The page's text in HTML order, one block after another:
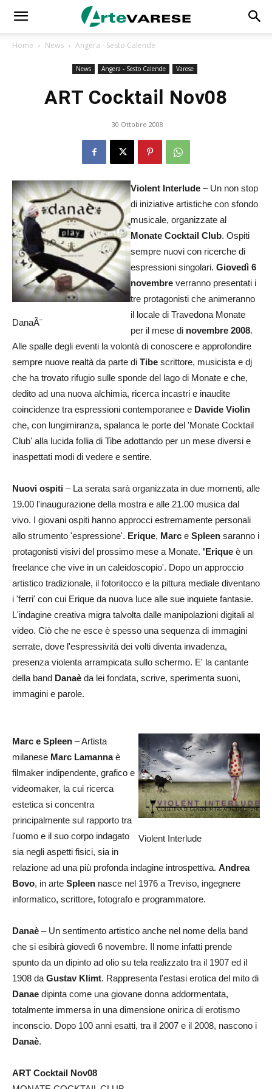
Home News Angera - Sesto Calende
News Angera - Sesto Calende Varese
ART Cocktail Nov08
30 Ottobre 2008
DanaÃ¨
Violent Interlude – Un non stop
di iniziative artistiche con sfondo
musicale, organizzate al
Monate Cocktail Club. Ospiti
sempre nuovi con ricerche di
espressioni singolari. Giovedì 6
novembre verranno presentati i
tre protagonisti che animeranno
il locale di Travedona Monate
per il mese di novembre 2008.
Alle spalle degli eventi la volontà di conoscere e approfondire
sempre nuove realtà da parte di Tibe scrittore, musicista e dj
che ha trovato rifugio sulle sponde del lago di Monate e che,
dedito ad una nuova alchimia, ricerca incastri e inaudite
coincidenze tra espressioni contemporanee e Davide Violin
che, con lungimiranza, spalanca le porte del 'Monate Cocktail
Club' alla lucida follia di Tibe adottando per un mese diversi e
inaspettati modi di vedere e sentire.
Nuovi ospiti – La serata sarà organizzata in due momenti, alle
19.00 l'inaugurazione della mostra e alle 21.00 musica dal
vivo. I giovani ospiti hanno approcci estremamente personali
allo strumento 'espressione'. Erique, Marc e Spleen saranno i
protagonisti visivi del prossimo mese a Monate. 'Erique è un
freelance che vive in un caleidoscopio'. Dopo un approccio
artistico tradizionale, il fotoritocco e la pittura mediale diventano
i 'ferri' con cui Erique da nuova luce alle sue inquiete fantasie.
L'indagine creativa migra talvolta dalle manipolazioni digitali al
video. Ciò che ne esce è spesso una sequenza di immagini
serrate, dove l'espressività dei volti diventa invadenza,
presenza violenta arrampicata sullo schermo. E' la cantante
della band Danaè da lei fondata, scrive, sperimenta suoni,
immagini e parole.
Violent Interlude
Marc e Spleen – Artista
milanese Marc Lamannaè
filmaker indipendente, grafico e
videomaker, la cui ricerca
estetica si concentra
principalmente sul rapporto tra
l'uomo e il suo corpo indagato
sia negli aspetti fisici, sia in
relazione ad una più profonda indagine introspettiva. Andrea
Bovo, in arte Spleen nasce nel 1976 a Treviso, ingegnere
informatico, scrittore, fotografo e programmatore.
Danaè – Un sentimento artistico anche nel nome della band
che si esibirà giovedì 6 novembre. Il nome infatti prende
spunto da un dipinto ad olio su tela realizzato tra il 1907 ed il
1908 da Gustav Klimt. Rappresenta l'estasi erotica del mito di
Danae dipinta come una giovane donna addormentata,
totalmente immersa in una dimensione onirica di erotismo
inconscio. Dopo 100 anni esatti, tra il 2007 e il 2008, nascono i
Danaè.
ART Cocktail Nov08